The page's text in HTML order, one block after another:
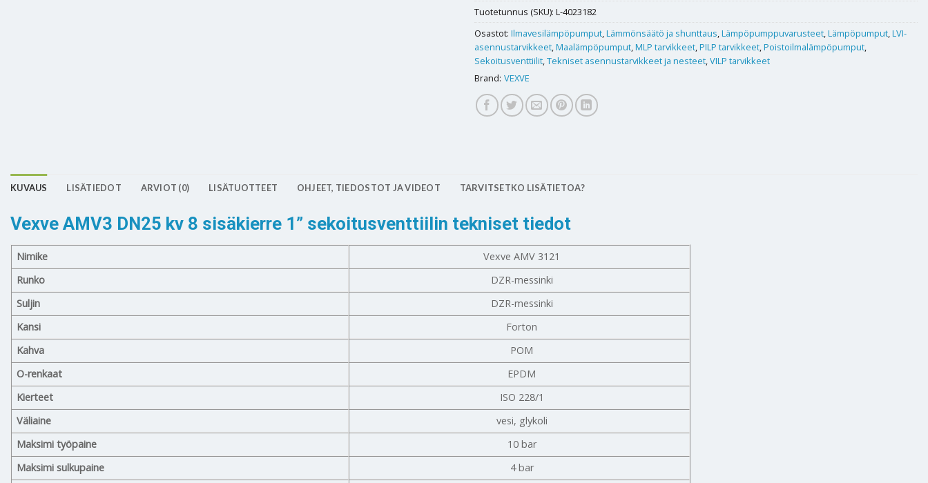
Tuotetunnus (SKU): L-4023182
Osastot: Ilmavesilämpöpumput,Lämmönsäätö ja shunttaus,Lämpöpumppuvarusteet,Lämpöpumput,LVI-
asennustarvikkeet,Maalämpöpumput,MLP tarvikkeet,PILP tarvikkeet,Poistoilmalämpöpumput,
Sekoitusventtiilit,Tekniset asennustarvikkeet ja nesteet,VILP tarvikkeet
Brand: VEXVE
KUVAUS LISÄTIEDOT ARVIOT (0) LISÄTUOTTEET OHJEET, TIEDOSTOT JA VIDEOT TARVITSETKO LISÄTIETOA?
Vexve AMV3 DN25 kv 8 sisäkierre 1” sekoitusventtiilin tekniset tiedot
Nimike
Vexve AMV 3121
Runko
DZR-messinki
Suljin
DZR-messinki
Kansi
Forton
Kahva
POM
O-renkaat
EPDM
Kierteet
ISO 228/1
Väliaine
vesi, glykoli
Maksimi työpaine
10 bar
Maksimi sulkupaine
4 bar